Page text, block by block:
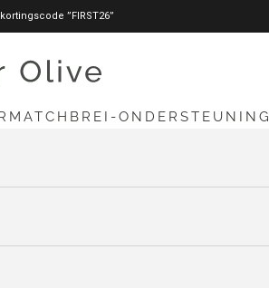
”FIRST26”
BREI-ONDERSTEUNING